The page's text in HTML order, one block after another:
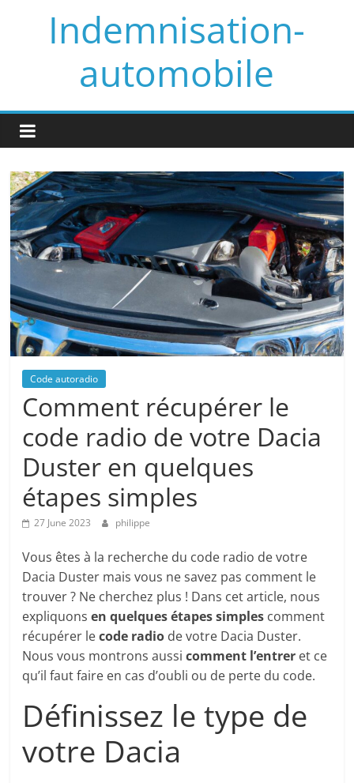
Indemnisation-
automobile
Code autoradio
Comment récupérer le
code radio de votre Dacia
Duster en quelques
étapes simples
27 June 2023 philippe
Vous êtes à la recherche du code radio de votre
Dacia Duster mais vous ne savez pas comment le
trouver ? Ne cherchez plus ! Dans cet article, nous
expliquonsen quelques étapes simples comment
récupérer lecode radio de votre Dacia Duster.
Nous vous montrons aussicomment l’entrer et ce
qu’il faut faire en cas d’oubli ou de perte du code.
Définissez le type de
votre Dacia